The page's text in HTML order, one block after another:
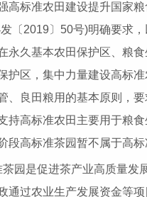
高标准农田建设提升国家
〔2019〕50号)明确要求
永久基本农田保护区、粮
护区，集中力量建设高标
、良田粮用的基本原则，
持高标准农田主要用于粮
段高标准茶园暂不属于高标
园是促进茶产业高质量发
通过农业生产发展资金等